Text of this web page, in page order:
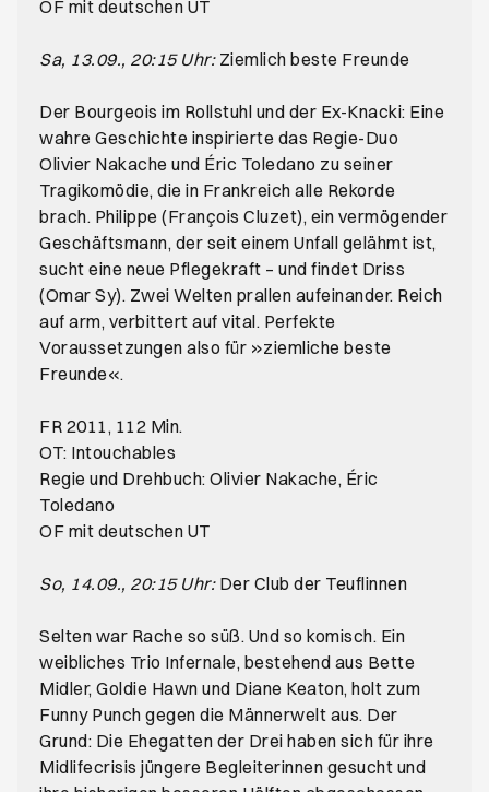
OF mit deutschen UT
Sa, 13.09., 20:15 Uhr: Ziemlich beste Freunde
Der Bourgeois im Rollstuhl und der Ex-Knacki: Eine
wahre Geschichte inspirierte das Regie-Duo
Olivier Nakache und Éric Toledano zu seiner
Tragikomödie, die in Frankreich alle Rekorde
brach. Philippe (François Cluzet), ein vermögender
Geschäftsmann, der seit einem Unfall gelähmt ist,
sucht eine neue Pflegekraft – und findet Driss
(Omar Sy). Zwei Welten prallen aufeinander. Reich
auf arm, verbittert auf vital. Perfekte
Voraussetzungen also für »ziemliche beste
Freunde«.
FR 2011, 112 Min.
OT: Intouchables
Regie und Drehbuch: Olivier Nakache, Éric
Toledano
OF mit deutschen UT
So, 14.09., 20:15 Uhr:Der Club der Teuflinnen
Selten war Rache so süß. Und so komisch. Ein
weibliches Trio Infernale, bestehend aus Bette
Midler, Goldie Hawn und Diane Keaton, holt zum
Funny Punch gegen die Männerwelt aus. Der
Grund: Die Ehegatten der Drei haben sich für ihre
Midlifecrisis jüngere Begleiterinnen gesucht und